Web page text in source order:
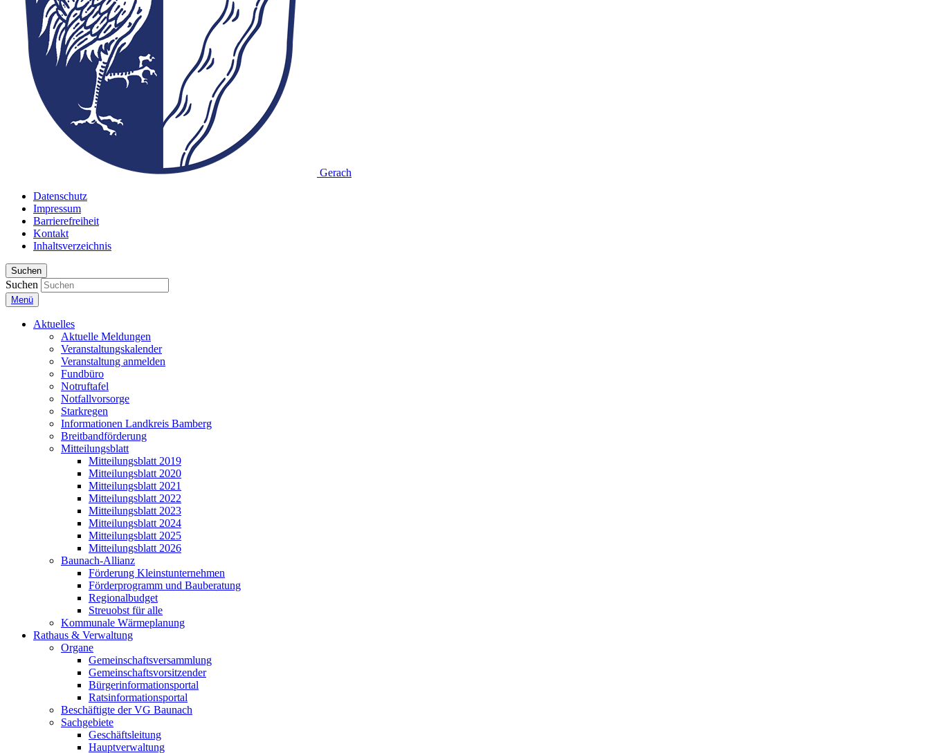
Gerach
Datenschutz
Impressum
Barrierefreiheit
Kontakt
Inhaltsverzeichnis
Suchen
Suchen
Menü
Aktuelles
Aktuelle Meldungen
Veranstaltungskalender
Veranstaltung anmelden
Fundbüro
Notruftafel
Notfallvorsorge
Starkregen
Informationen Landkreis Bamberg
Breitbandförderung
Mitteilungsblatt
Mitteilungsblatt 2019
Mitteilungsblatt 2020
Mitteilungsblatt 2021
Mitteilungsblatt 2022
Mitteilungsblatt 2023
Mitteilungsblatt 2024
Mitteilungsblatt 2025
Mitteilungsblatt 2026
Baunach-Allianz
Förderung Kleinstunternehmen
Förderprogramm und Bauberatung
Regionalbudget
Streuobst für alle
Kommunale Wärmeplanung
Rathaus & Verwaltung
Organe
Gemeinschaftsversammlung
Gemeinschaftsvorsitzender
Bürgerinformationsportal
Ratsinformationsportal
Beschäftigte der VG Baunach
Sachgebiete
Geschäftsleitung
Hauptverwaltung